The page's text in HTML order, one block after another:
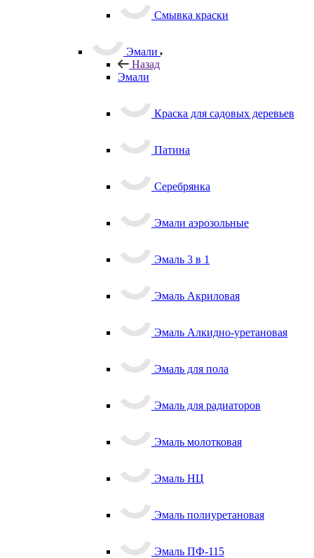
Смывка краски
Эмали
Назад
Эмали
Краска для садовых деревьев
Патина
Серебрянка
Эмали аэрозольные
Эмаль 3 в 1
Эмаль Акриловая
Эмаль Алкидно-уретановая
Эмаль для пола
Эмаль для радиаторов
Эмаль молотковая
Эмаль НЦ
Эмаль полиуретановая
Эмаль ПФ-115